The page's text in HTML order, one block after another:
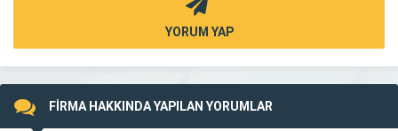
YORUM YAP
FİRMA HAKKINDA YAPILAN YORUMLAR